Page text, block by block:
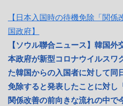
【日本入国時の待機免除「関
国政府】
【ソウル聯合ニュース】韓国外
本政府が新型コロナウイルスワ
た韓国からの入国者に対して同
免除すると発表したことに対し
関係改善の前向きな流れの中で